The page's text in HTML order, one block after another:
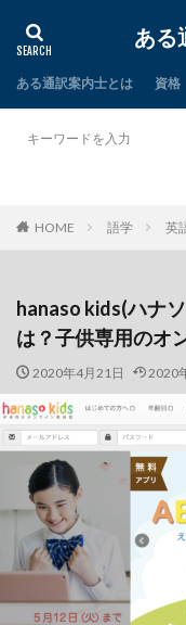
ある
ある通訳案内士とは 資格
HOME 語学 英
hanaso kids(ハナ
は？子供専用のオ
2020年4月21日 2020